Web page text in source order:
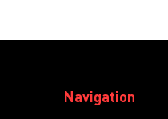
Navigation